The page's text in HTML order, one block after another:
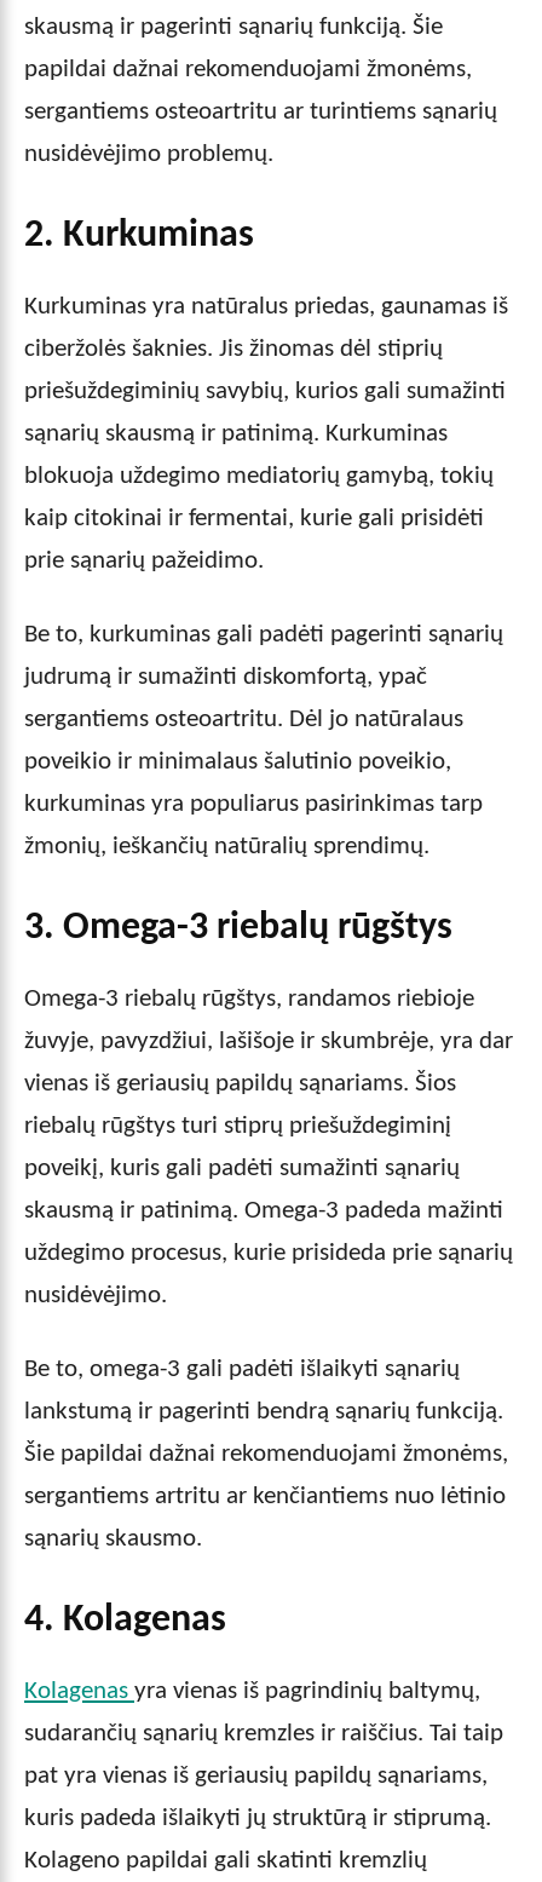
skausmą ir pagerinti sąnarių funkciją. Šie
papildai dažnai rekomenduojami žmonėms,
sergantiems osteoartritu ar turintiems sąnarių
nusidėvėjimo problemų.
2. Kurkuminas
Kurkuminas yra natūralus priedas, gaunamas iš
ciberžolės šaknies. Jis žinomas dėl stiprių
priešuždegiminių savybių, kurios gali sumažinti
sąnarių skausmą ir patinimą. Kurkuminas
blokuoja uždegimo mediatorių gamybą, tokių
kaip citokinai ir fermentai, kurie gali prisidėti
prie sąnarių pažeidimo.
Be to, kurkuminas gali padėti pagerinti sąnarių
judrumą ir sumažinti diskomfortą, ypač
sergantiems osteoartritu. Dėl jo natūralaus
poveikio ir minimalaus šalutinio poveikio,
kurkuminas yra populiarus pasirinkimas tarp
žmonių, ieškančių natūralių sprendimų.
3. Omega-3 riebalų rūgštys
Omega-3 riebalų rūgštys, randamos riebioje
žuvyje, pavyzdžiui, lašišoje ir skumbrėje, yra dar
vienas iš geriausių papildų sąnariams. Šios
riebalų rūgštys turi stiprų priešuždegiminį
poveikį, kuris gali padėti sumažinti sąnarių
skausmą ir patinimą. Omega-3 padeda mažinti
uždegimo procesus, kurie prisideda prie sąnarių
nusidėvėjimo.
Be to, omega-3 gali padėti išlaikyti sąnarių
lankstumą ir pagerinti bendrą sąnarių funkciją.
Šie papildai dažnai rekomenduojami žmonėms,
sergantiems artritu ar kenčiantiems nuo lėtinio
sąnarių skausmo.
4. Kolagenas
Kolagenas yra vienas iš pagrindinių baltymų,
sudarančių sąnarių kremzles ir raiščius. Tai taip
pat yra vienas iš geriausių papildų sąnariams,
kuris padeda išlaikyti jų struktūrą ir stiprumą.
Kolageno papildai gali skatinti kremzlių